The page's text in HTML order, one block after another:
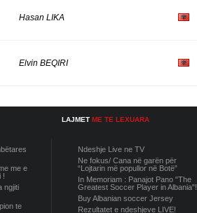
Hasan LIKA
Elvin BEQIRI
me e
!
ngjiti
te
LAJMET ME TE LEXUARA
Ndeshje Live ne TV
Ne fokus/ Cana në garën për
“Lojtarin më popullor në Botë”
In Memoriam : Panajot Pano "The
Greatest Soccer Player in Albania"!
Buy Albanian soccer Jersey
Rezultatet e ndeshjeve LIVE!